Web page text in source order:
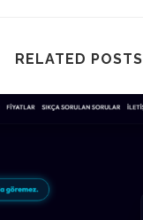
RELATED POSTS